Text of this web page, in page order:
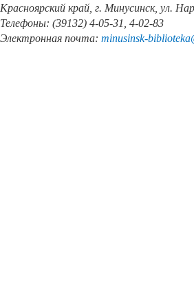
Красноярский край, г. Минусинск, ул.
Телефоны: (39132) 4-05-31, 4-02-83
Электронная почта: minusinsk-biblioteka